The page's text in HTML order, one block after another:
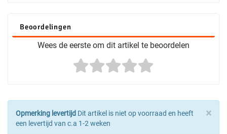
Beoordelingen
Wees de eerste om dit artikel te beoordelen
×
Opmerking levertijd Dit artikel is niet op voorraad en heeft
een levertijd van c.a 1-2 weken